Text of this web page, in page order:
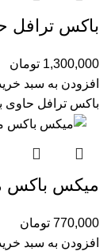
باکس ترافل
1,300,000 تومان
افزودن به سبد
باکس ترافل حاوی
میکس باکس
770,000 تومان
افزودن به سبد